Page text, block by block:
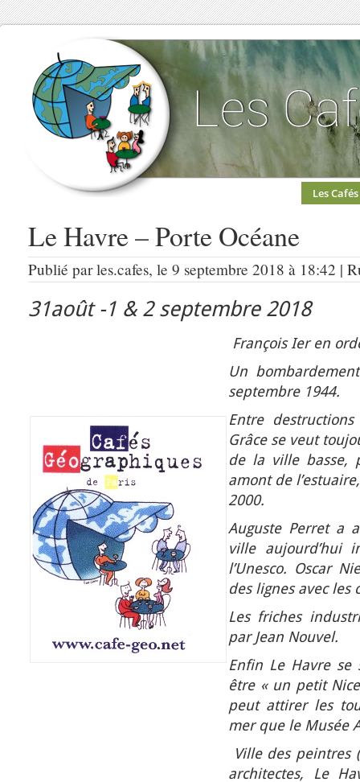
Les Cafés
Le Havre – Porte Océane
Publié par les.cafes, le 9 septembre 2018 à 18:42 |
31août -1 & 2 septembre 2018
François Ier en
Un
septembre 1944.
Entre
Grâce se veut
de la ville basse,
amont de
2000.
Auguste Perret a
ville aujourd’hui
l’Unesco. Oscar
des lignes avec les
Les friches
par Jean Nouvel.
Enfin Le Havre
être « un petit
peut attirer les
mer que le Musée
Ville des peintres
architectes, Le